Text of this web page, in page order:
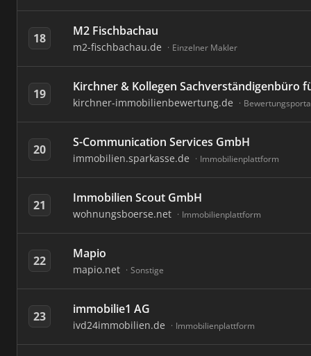
18 M2 Fischbachau
m2-fischbachau.de Einzelner Makler
19 Kirchner & Kollegen Sachverständigenbüro
kirchner-immobilienbewertung.de
20 S-Communication Services GmbH
immobilien.sparkasse.de Immobilienplattform
21 Immobilien Scout GmbH
wohnungsboerse.net Immobilienplattform
22 Mapio
mapio.net Sonstige
23 immobilie1 AG
ivd24immobilien.de Immobilienplattform